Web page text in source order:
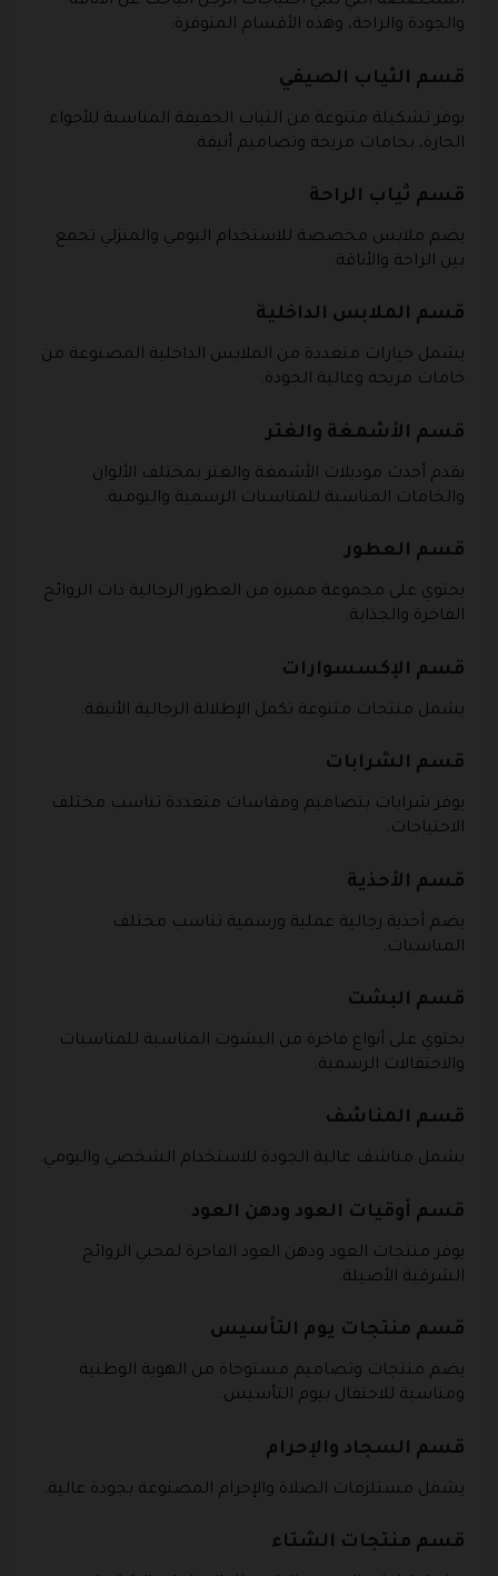
والجودة والراحة، وهذه الأقسام المتوفرة:
قسم الثياب الصيفي
يوفر تشكيلة متنوعة من الثياب الخفيفة المناسبة للأجواء
الحارة، بخامات مريحة وتصاميم أنيقة.
قسم ثياب الراحة
يضم ملابس مخصصة للاستخدام اليومي والمنزلي تجمع
بين الراحة والأناقة.
قسم الملابس الداخلية
يشمل خيارات متعددة من الملابس الداخلية المصنوعة من
خامات مريحة وعالية الجودة.
قسم الأشمغة والغتر
يقدم أحدث موديلات الأشمغة والغتر بمختلف الألوان
والخامات المناسبة للمناسبات الرسمية واليومية.
قسم العطور
يحتوي على مجموعة مميزة من العطور الرجالية ذات الروائح
الفاخرة والجذابة.
قسم الإكسسوارات
يشمل منتجات متنوعة تكمل الإطلالة الرجالية الأنيقة.
قسم الشرابات
يوفر شرابات بتصاميم ومقاسات متعددة تناسب مختلف
الاحتياجات.
قسم الأحذية
يضم أحذية رجالية عملية ورسمية تناسب مختلف
المناسبات.
قسم البشت
يحتوي على أنواع فاخرة من البشوت المناسبة للمناسبات
والاحتفالات الرسمية.
قسم المناشف
يشمل مناشف عالية الجودة للاستخدام الشخصي واليومي.
قسم أوقيات العود ودهن العود
يوفر منتجات العود ودهن العود الفاخرة لمحبي الروائح
الشرقية الأصيلة.
قسم منتجات يوم التأسيس
يضم منتجات وتصاميم مستوحاة من الهوية الوطنية
ومناسبة للاحتفال بيوم التأسيس.
قسم السجاد والإحرام
يشمل مستلزمات الصلاة والإحرام المصنوعة بجودة عالية.
قسم منتجات الشتاء